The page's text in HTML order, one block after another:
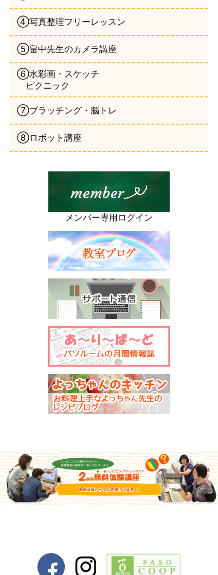
④写真整理フリーレッスン
⑤畠中先生のカメラ講座
⑥水彩画・スケッチ
ピクニック
⑦ブラッチング・脳トレ
⑧ロボット講座
メンバー専用ログイン